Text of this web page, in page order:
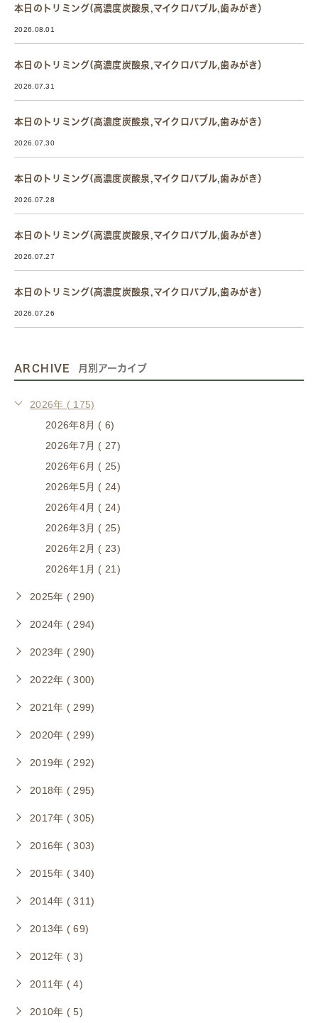
本日のトリミング(高濃度炭酸泉,マイクロバブル,歯みがき）
2026.08.01
本日のトリミング(高濃度炭酸泉,マイクロバブル,歯みがき）
2026.07.31
本日のトリミング(高濃度炭酸泉,マイクロバブル,歯みがき）
2026.07.30
本日のトリミング(高濃度炭酸泉,マイクロバブル,歯みがき）
2026.07.28
本日のトリミング(高濃度炭酸泉,マイクロバブル,歯みがき）
2026.07.27
本日のトリミング(高濃度炭酸泉,マイクロバブル,歯みがき）
2026.07.26
ARCHIVE 月別アーカイブ
2026年 ( 175)
2026年8月 ( 6)
2026年7月 ( 27)
2026年6月 ( 25)
2026年5月 ( 24)
2026年4月 ( 24)
2026年3月 ( 25)
2026年2月 ( 23)
2026年1月 ( 21)
2025年 ( 290)
2024年 ( 294)
2023年 ( 290)
2022年 ( 300)
2021年 ( 299)
2020年 ( 299)
2019年 ( 292)
2018年 ( 295)
2017年 ( 305)
2016年 ( 303)
2015年 ( 340)
2014年 ( 311)
2013年 ( 69)
2012年 ( 3)
2011年 ( 4)
2010年 ( 5)